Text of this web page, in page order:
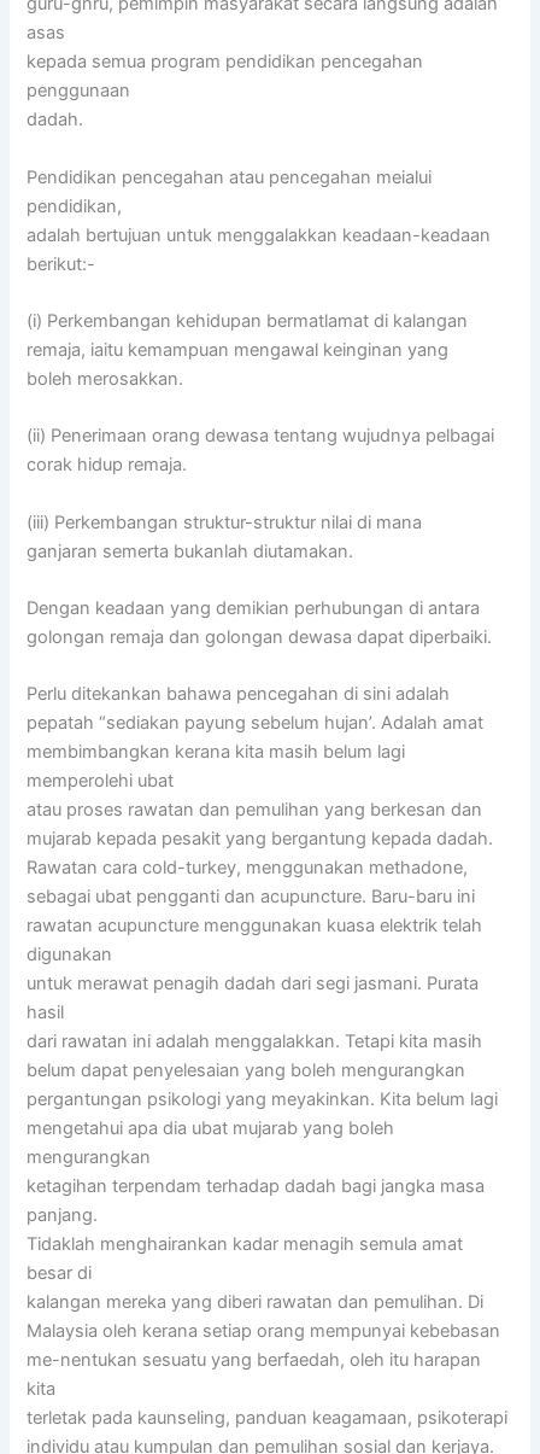
asas
kepada semua program pendidikan pencegahan
penggunaan
dadah.
Pendidikan pencegahan atau pencegahan meialui
pendidikan,
adalah bertujuan untuk menggalakkan keadaan-keadaan
berikut:-
(i) Perkembangan kehidupan bermatlamat di kalangan
remaja, iaitu kemampuan mengawal keinginan yang
boleh merosakkan.
(ii) Penerimaan orang dewasa tentang wujudnya pelbagai
corak hidup remaja.
(iii) Perkembangan struktur-struktur nilai di mana
ganjaran semerta bukanlah diutamakan.
Dengan keadaan yang demikian perhubungan di antara
golongan remaja dan golongan dewasa dapat diperbaiki.
Perlu ditekankan bahawa pencegahan di sini adalah
pepatah “sediakan payung sebelum hujan’. Adalah amat
membimbangkan kerana kita masih belum lagi
memperolehi ubat
atau proses rawatan dan pemulihan yang berkesan dan
mujarab kepada pesakit yang bergantung kepada dadah.
Rawatan cara cold-turkey, menggunakan methadone,
sebagai ubat pengganti dan acupuncture. Baru-baru ini
rawatan acupuncture menggunakan kuasa elektrik telah
digunakan
untuk merawat penagih dadah dari segi jasmani. Purata
hasil
dari rawatan ini adalah menggalakkan. Tetapi kita masih
belum dapat penyelesaian yang boleh mengurangkan
pergantungan psikologi yang meyakinkan. Kita belum lagi
mengetahui apa dia ubat mujarab yang boleh
mengurangkan
ketagihan terpendam terhadap dadah bagi jangka masa
panjang.
Tidaklah menghairankan kadar menagih semula amat
besar di
kalangan mereka yang diberi rawatan dan pemulihan. Di
Malaysia oleh kerana setiap orang mempunyai kebebasan
me-nentukan sesuatu yang berfaedah, oleh itu harapan
kita
terletak pada kaunseling, panduan keagamaan, psikoterapi
individu atau kumpulan dan pemulihan sosial dan kerjaya.